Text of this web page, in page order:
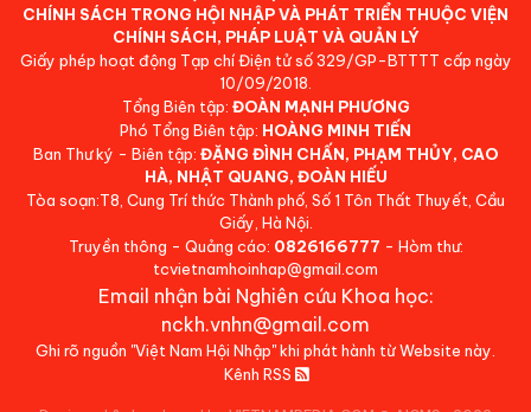
CHÍNH SÁCH TRONG HỘI NHẬP VÀ PHÁT TRIỂN THUỘC VIỆN
CHÍNH SÁCH, PHÁP LUẬT VÀ QUẢN LÝ
Giấy phép hoạt động Tạp chí Điện tử số 329/GP-BTTTT cấp ngày
10/09/2018.
Tổng Biên tập: ĐOÀN MẠNH PHƯƠNG
Phó Tổng Biên tập: HOÀNG MINH TIẾN
Ban Thư ký - Biên tập: ĐẶNG ĐÌNH CHẤN, PHẠM THỦY, CAO
HÀ, NHẬT QUANG, ĐOÀN HIẾU
Tòa soạn:T8, Cung Trí thức Thành phố, Số 1 Tôn Thất Thuyết, Cầu
Giấy, Hà Nội.
Truyền thông - Quảng cáo: 0826166777 - Hòm thư:
tcvietnamhoinhap@gmail.com
Email nhận bài Nghiên cứu Khoa học:
nckh.vnhn@gmail.com
Ghi rõ nguồn "Việt Nam Hội Nhập" khi phát hành từ Website này.
Kênh RSS